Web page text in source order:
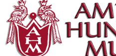
Múzeum